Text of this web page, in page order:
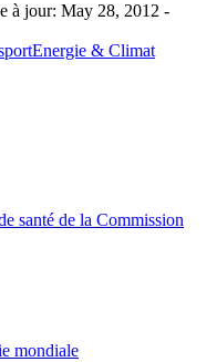
à jour: May 28, 2012 -
Energie & Climat
santé de la Commission
mondiale